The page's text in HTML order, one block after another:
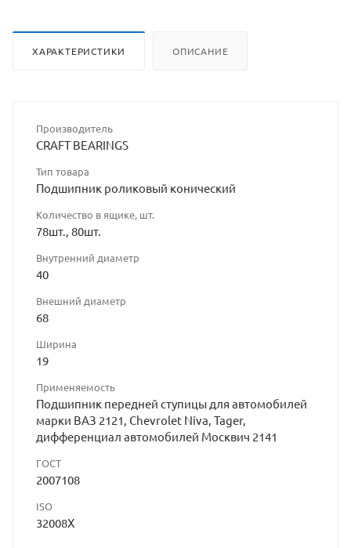
ХАРАКТЕРИСТИКИ ОПИСАНИЕ
Производитель
CRAFT BEARINGS
Тип товара
Подшипник роликовый конический
Количество в ящике, шт.
78шт., 80шт.
Внутренний диаметр
40
Внешний диаметр
68
Ширина
19
Применяемость
Подшипник передней ступицы для автомобилей
марки ВАЗ 2121, Chevrolet Niva, Tager,
дифференциал автомобилей Москвич 2141
ГОСТ
2007108
ISO
32008X